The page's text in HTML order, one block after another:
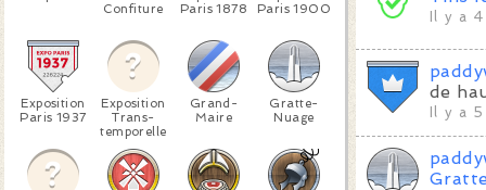
Confiture
Paris 1878
Paris 1900
Exposition
Paris 1937
Exposition
Trans-
temporelle
Grand-
Maire
Gratte-
Nuage
Il y a
de
Il y a